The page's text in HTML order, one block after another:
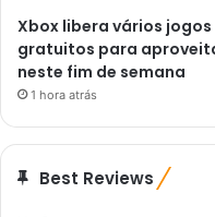
Xbox libera vários jogos
gratuitos para
neste fim de semana
1 hora atrás
Best Reviews